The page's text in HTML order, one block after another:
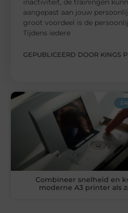
inactiviteit, de trainingen
aangepast aan jouw
groot voordeel is de
Tijdens iedere
GEPUBLICEERD DOOR KINGS
Combineer snelheid en
moderne A3 printer als